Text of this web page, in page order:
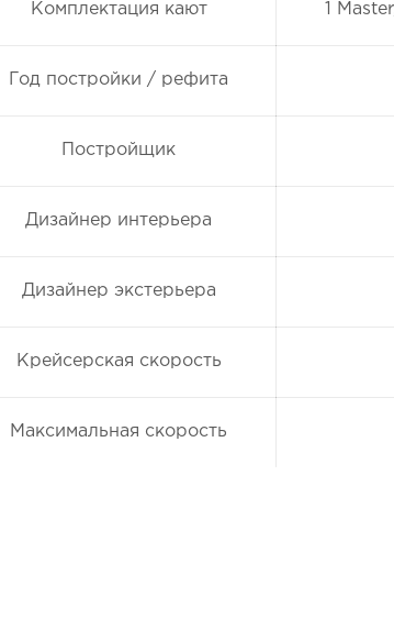
Комплектация кают 1
Год постройки / рефита
Постройщик
Дизайнер интерьера
Дизайнер экстерьера
Крейсерская скорость
Максимальная скорость